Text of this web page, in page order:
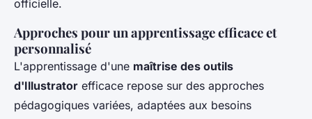
officielle.
Approches pour un apprentissage efficace et
personnalisé
L'apprentissage d'une maîtrise des outils
d'Illustrator efficace repose sur des approches
pédagogiques variées, adaptées aux besoins